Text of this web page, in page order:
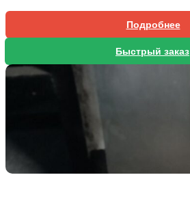
Подробнее
Быстрый заказ